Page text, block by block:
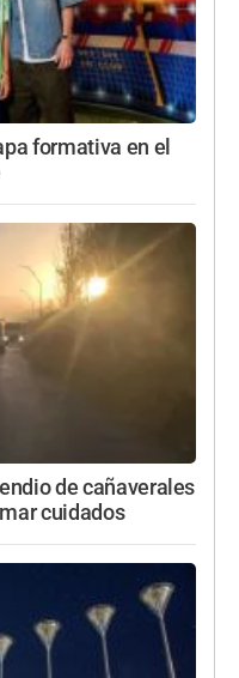
formativa en el
de cañaverales
cuidados